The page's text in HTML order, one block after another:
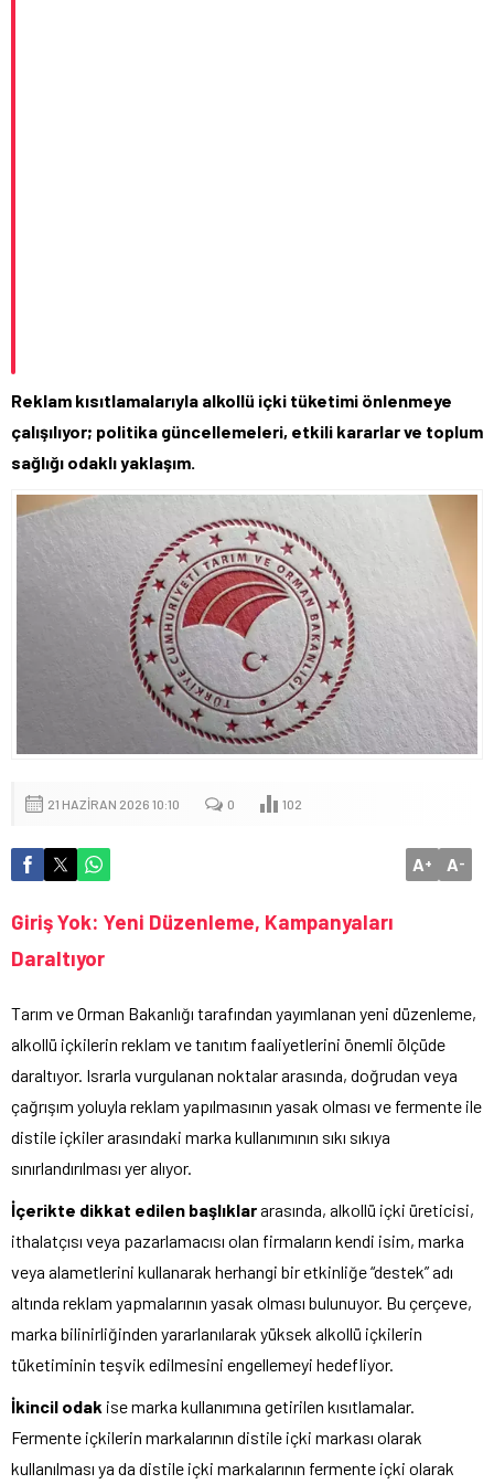
Reklam kısıtlamalarıyla alkollü içki tüketimi önlenmeye
çalışılıyor; politika güncellemeleri, etkili kararlar ve toplum
sağlığı odaklı yaklaşım.
21 HAZIRAN 2026 10:10 0 102
A+ A-
Giriş Yok: Yeni Düzenleme, Kampanyaları
Daraltıyor
Tarım ve Orman Bakanlığı tarafından yayımlanan yeni düzenleme,
alkollü içkilerin reklam ve tanıtım faaliyetlerini önemli ölçüde
daraltıyor. Israrla vurgulanan noktalar arasında, doğrudan veya
çağrışım yoluyla reklam yapılmasının yasak olması ve fermente ile
distile içkiler arasındaki marka kullanımının sıkı sıkıya
sınırlandırılması yer alıyor.
İçerikte dikkat edilen başlıklararasında, alkollü içki üreticisi,
ithalatçısı veya pazarlamacısı olan firmaların kendi isim, marka
veya alametlerini kullanarak herhangi bir etkinliğe “destek” adı
altında reklam yapmalarının yasak olması bulunuyor. Bu çerçeve,
marka bilinirliğinden yararlanılarak yüksek alkollü içkilerin
tüketiminin teşvik edilmesini engellemeyi hedefliyor.
İkincil odak ise marka kullanımına getirilen kısıtlamalar.
Fermente içkilerin markalarının distile içki markası olarak
kullanılması ya da distile içki markalarının fermente içki olarak